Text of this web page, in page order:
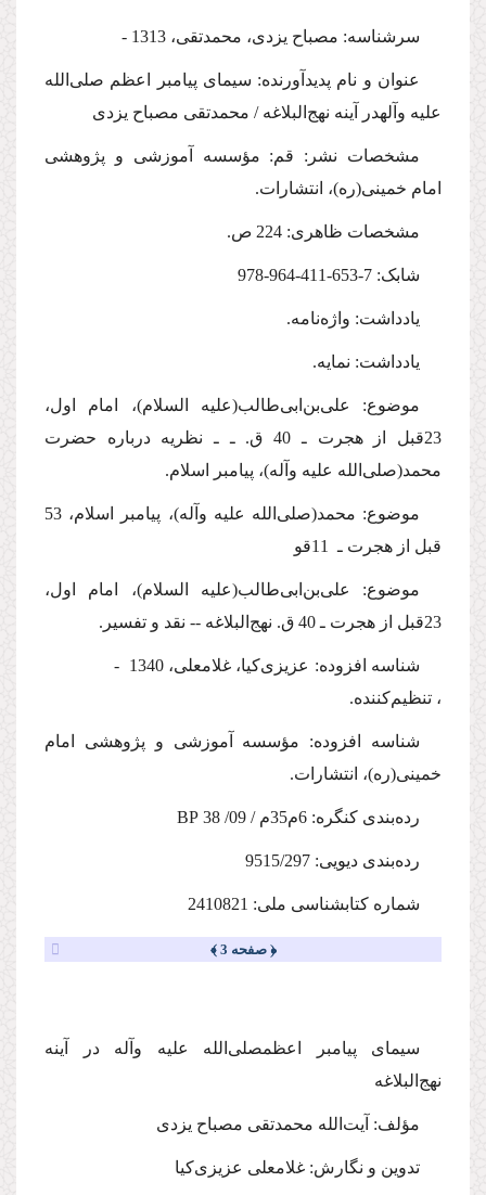
سرشناسه: مصباح یزدی، محمدتقی، 1313 -
عنوان و نام پدیدآورنده: سیمای پیامبر اعظم صلی‌الله
علیه وآلهدر آینه نهج‌البلاغه / محمدتقی مصباح یزدی
مشخصات نشر: قم: مؤسسه آموزشی و پژوهشی
امام خمینی(ره)، انتشارات.
مشخصات ظاهری: 224 ص.
شابک: 7-653-411-964-978
یادداشت: واژه‌نامه.
یادداشت: نمایه.
موضوع: علی‌بن‌ابی‌طالب(علیه السلام)، امام اول،
23قبل از هجرت ـ 40 ق. ـ‌ ـ نظریه درباره حضرت
محمد(صلی‌الله علیه وآله)، پیامبر اسلام.
موضوع: محمد(صلی‌الله علیه وآله
)، پیامبر اسلام، 53
قبل از هجرت ـ 11قو
موضوع: علی‌بن‌ابی‌طالب(علیه السلام)، امام اول،
23قبل از هجرت ـ 40 ق. نهج‌البلاغه -- نقد و تفسیر.
شناسه افزوده: عزیزی‌کیا، غلامعلی، 1340 -
، تنظیم‌کننده.
شناسه افزوده: مؤسسه آموزشی و پژوهشی امام
خمینی(ره)، انتشارات.
رده‌بندی کنگره: 6م35م / 09/ 38 BP
رده‌بندی دیویی: 9515/297
شماره کتابشناسی ملی: 2410821
﴿ صفحه 3 ﴾
سیمای پیامبر اعظمصلی‌الله علیه وآله در آینه
نهج‌البلاغه
مؤلف: آیت‌الله محمدتقی مصباح یزدی
تدوین و نگارش: غلامعلی عزیزی‌کیا